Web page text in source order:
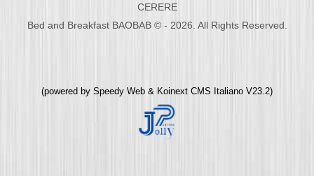
CERERE
Bed and Breakfast BAOBAB © - 2026. All Rights Reserved.
(powered by Speedy Web & Koinext CMS Italiano V23.2)